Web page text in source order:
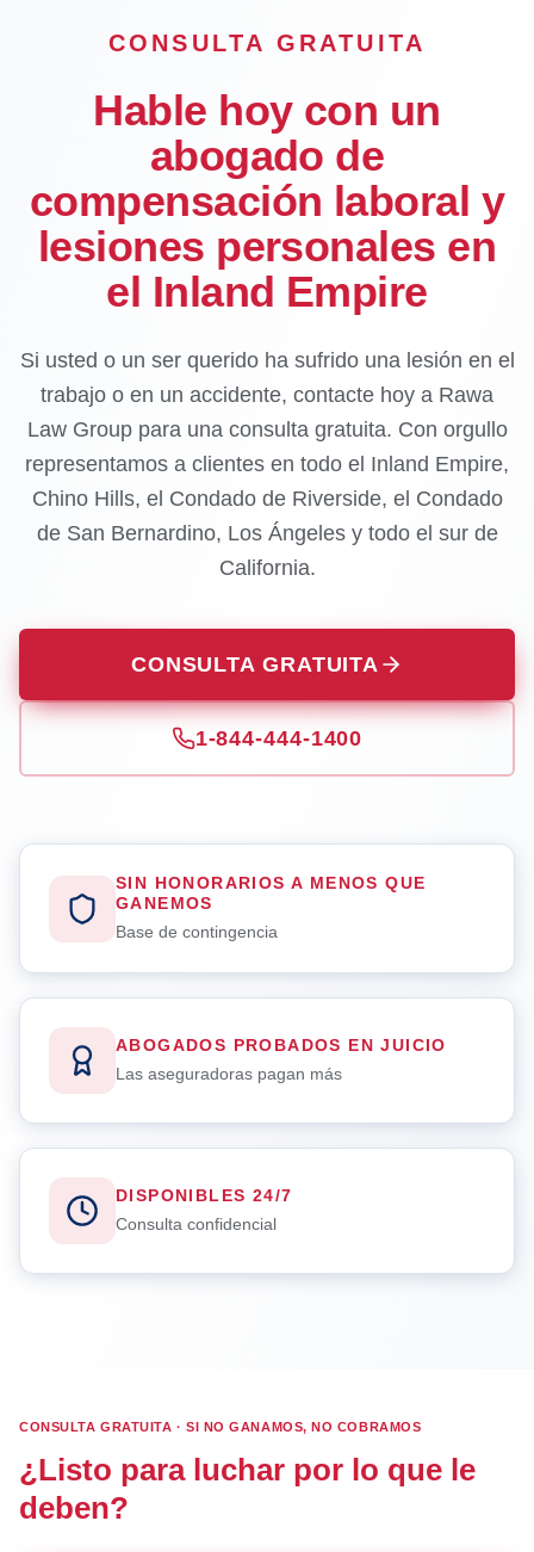
CONSULTA GRATUITA
Hable hoy con un
abogado de
compensación laboral y
lesiones personales en
el Inland Empire
Si usted o un ser querido ha sufrido una lesión en el
trabajo o en un accidente, contacte hoy a Rawa
Law Group para una consulta gratuita. Con orgullo
representamos a clientes en todo el Inland Empire,
Chino Hills, el Condado de Riverside, el Condado
de San Bernardino, Los Ángeles y todo el sur de
California.
CONSULTA GRATUITA
1-844-444-1400
SIN HONORARIOS A MENOS QUE
GANEMOS
Base de contingencia
ABOGADOS PROBADOS EN JUICIO
Las aseguradoras pagan más
DISPONIBLES 24/7
Consulta confidencial
CONSULTA GRATUITA · SI NO GANAMOS, NO COBRAMOS
¿Listo para luchar por lo que le
deben?